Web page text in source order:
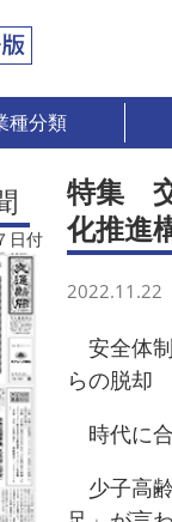
種分類
日付
特集
化推進
2022.11.22
安全体
らの脱却
時代に
少子高